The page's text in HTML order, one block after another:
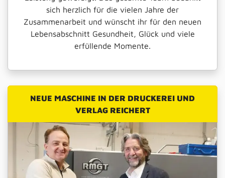
sich herzlich für die vielen Jahre der
Zusammenarbeit und wünscht ihr für den neuen
Lebensabschnitt Gesundheit, Glück und viele
erfüllende Momente.
NEUE MASCHINE IN DER DRUCKEREI UND
VERLAG REICHERT